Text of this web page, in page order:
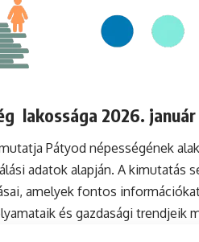
lakossága 2026. január
Pátyod népességének
adatok alapján. A kimutatás
amelyek fontos
és gazdasági trendjeik